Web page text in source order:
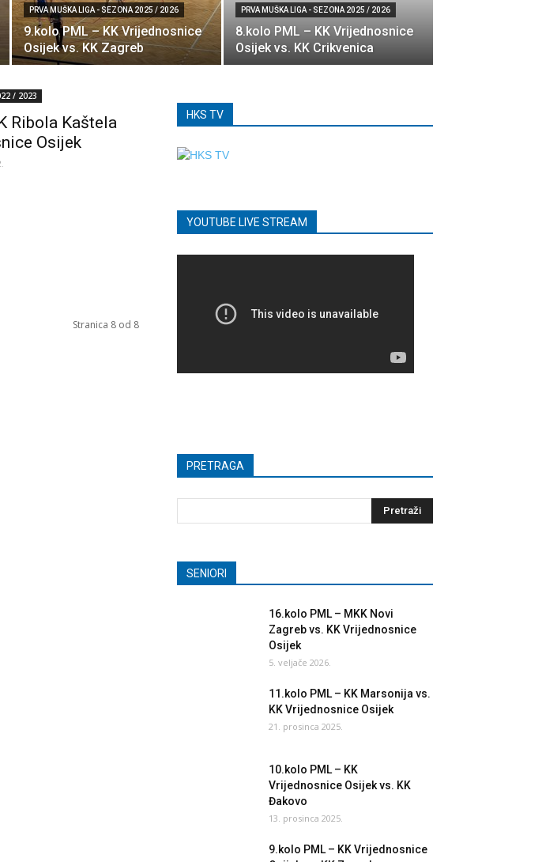
PRVA MUŠKA LIGA - SEZONA 2025 / 2026
9.kolo PML – KK Vrijednosnice
Osijek vs. KK Zagreb
PRVA MUŠKA LIGA - SEZONA 2025 / 2026
8.kolo PML – KK Vrijednosnice
Osijek vs. KK Crikvenica
/ 2023
Ribola Kaštela
Osijek
Stranica 8 od 8
HKS TV
YOUTUBE LIVE STREAM
PRETRAGA
SENIORI
16.kolo PML – MKK Novi
Zagreb vs. KK Vrijednosnice
Osijek
5. veljače 2026.
11.kolo PML – KK Marsonija vs.
KK Vrijednosnice Osijek
21. prosinca 2025.
10.kolo PML – KK
Vrijednosnice Osijek vs. KK
Đakovo
13. prosinca 2025.
9.kolo PML – KK Vrijednosnice